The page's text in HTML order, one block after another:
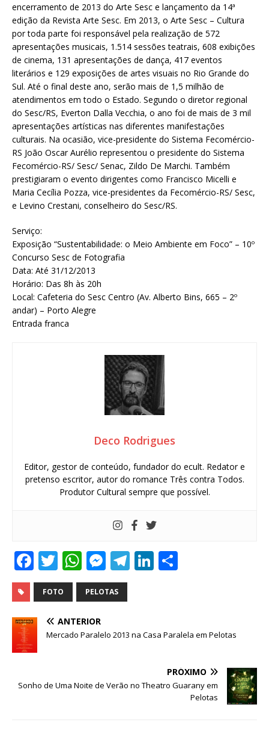
encerramento de 2013 do Arte Sesc e lançamento da 14ª
edição da Revista Arte Sesc. Em 2013, o Arte Sesc – Cultura
por toda parte foi responsável pela realização de 572
apresentações musicais, 1.514 sessões teatrais, 608 exibições
de cinema, 131 apresentações de dança, 417 eventos
literários e 129 exposições de artes visuais no Rio Grande do
Sul. Até o final deste ano, serão mais de 1,5 milhão de
atendimentos em todo o Estado. Segundo o diretor regional
do Sesc/RS, Everton Dalla Vecchia, o ano foi de mais de 3 mil
apresentações artísticas nas diferentes manifestações
culturais. Na ocasião, vice-presidente do Sistema Fecomércio-
RS João Oscar Aurélio representou o presidente do Sistema
Fecomércio-RS/ Sesc/ Senac, Zildo De Marchi. Também
prestigiaram o evento dirigentes como Francisco Micelli e
Maria Cecília Pozza, vice-presidentes da Fecomércio-RS/ Sesc,
e Levino Crestani, conselheiro do Sesc/RS.
Serviço:
Exposição “Sustentabilidade: o Meio Ambiente em Foco” – 10º
Concurso Sesc de Fotografia
Data: Até 31/12/2013
Horário: Das 8h às 20h
Local: Cafeteria do Sesc Centro (Av. Alberto Bins, 665 – 2º
andar) – Porto Alegre
Entrada franca
Deco Rodrigues
Editor, gestor de conteúdo, fundador do ecult. Redator e
pretenso escritor, autor do romance Três contra Todos.
Produtor Cultural sempre que possível.
F
a
c
e
b
o
k
T
w
it
te
r
W
h
at
s
A
p
M
e
ss
n
e
r
T
ra
Li
dI
FOTO PELOTAS
ANTERIOR
Mercado Paralelo 2013 na Casa Paralela em Pelotas
PRÓXIMO
Sonho de Uma Noite de Verão no Theatro Guarany em
Pelotas